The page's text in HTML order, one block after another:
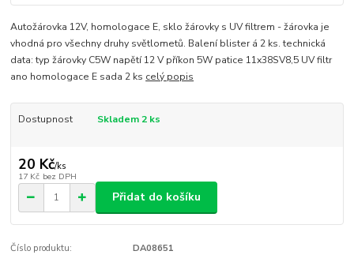
Autožárovka 12V, homologace E, sklo žárovky s UV filtrem - žárovka je
vhodná pro všechny druhy světlometů. Balení blister á 2 ks. technická
data: typ žárovky C5W napětí 12 V příkon 5W patice 11x38SV8,5 UV filtr
ano homologace E sada 2 ks celý popis
Dostupnost Skladem 2 ks
20 Kč/ks
17 Kč bez DPH
Přidat do košíku
Číslo produktu: DA08651